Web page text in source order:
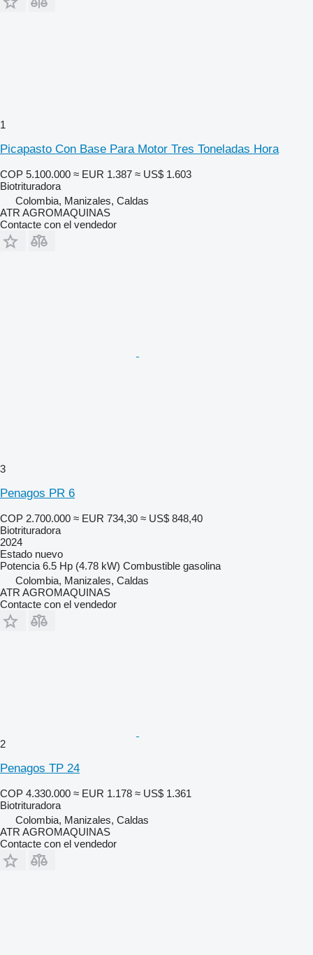
1
Picapasto Con Base Para Motor Tres Toneladas Hora
COP 5.100.000 ≈ EUR 1.387 ≈ US$ 1.603
Biotrituradora
Colombia, Manizales, Caldas
ATR AGROMAQUINAS
Contacte con el vendedor
3
Penagos PR 6
COP 2.700.000 ≈ EUR 734,30 ≈ US$ 848,40
Biotrituradora
2024
Estado nuevo
Potencia 6.5 Hp (4.78 kW) Combustible gasolina
Colombia, Manizales, Caldas
ATR AGROMAQUINAS
Contacte con el vendedor
2
Penagos TP 24
COP 4.330.000 ≈ EUR 1.178 ≈ US$ 1.361
Biotrituradora
Colombia, Manizales, Caldas
ATR AGROMAQUINAS
Contacte con el vendedor